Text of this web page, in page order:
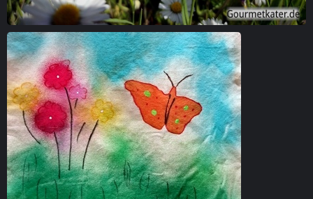
Gänseblümchen